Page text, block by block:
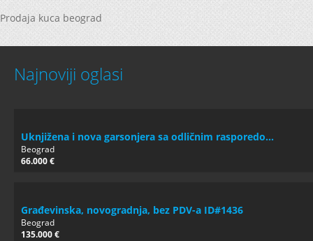
Prodaja kuca beograd
Najnoviji oglasi
Uknjižena i nova garsonjera sa odličnim rasporedo...
Beograd
66.000 €
Građevinska, novogradnja, bez PDV-a ID#1436
Beograd
135.000 €